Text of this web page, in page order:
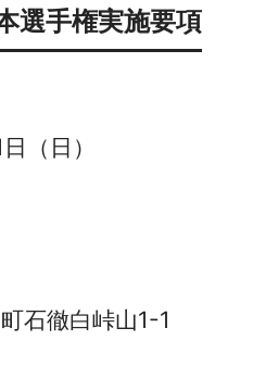
選手権実施要項
（日）
石徹白峠山1-1